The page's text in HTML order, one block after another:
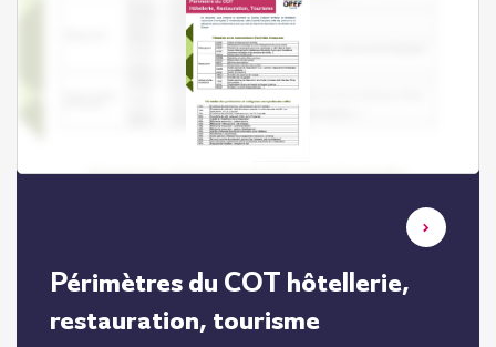
Périmètres du COT hôtellerie,
restauration, tourisme